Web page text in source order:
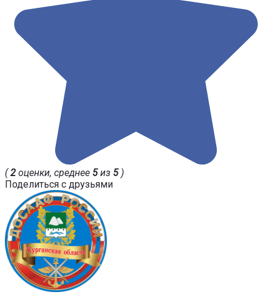
(2 оценки, среднее 5из 5)
Поделиться с друзьями